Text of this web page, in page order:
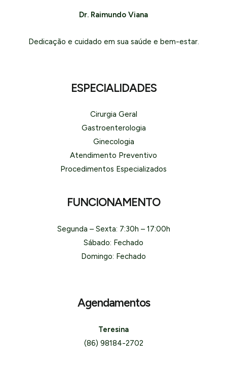
Dr. Raimundo Viana
Dedicação e cuidado em sua saúde e bem-estar.
ESPECIALIDADES
Cirurgia Geral
Gastroenterologia
Ginecologia
Atendimento Preventivo
Procedimentos Especializados
FUNCIONAMENTO
Segunda – Sexta: 7:30h – 17:00h
Sábado: Fechado
Domingo: Fechado
Agendamentos
Teresina
(86) 98184-2702